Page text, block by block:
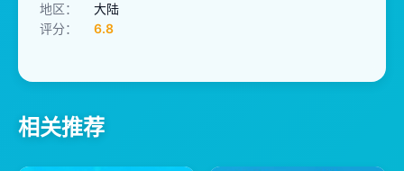
地区：
大陆
评分：
6.8
相关推荐